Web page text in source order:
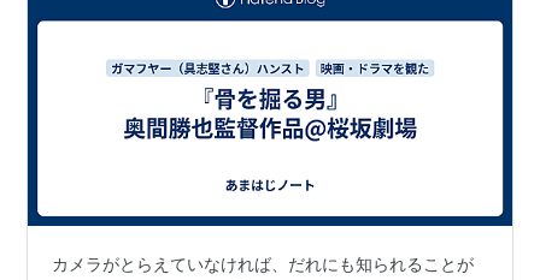
カメラがとらえていなければ、だれにも知られることが